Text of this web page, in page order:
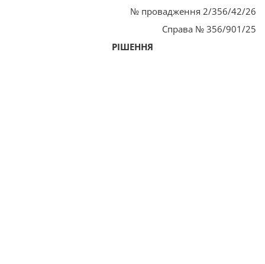
№ провадження 2/356/42/26
Справа № 356/901/25
РІШЕННЯ